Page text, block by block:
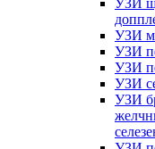
УЗИ
УЗИ
УЗИ
УЗИ
УЗИ